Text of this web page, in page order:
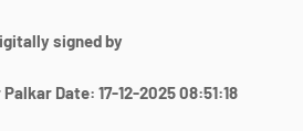
signed by
Date: 17-12-2025 08:51:18